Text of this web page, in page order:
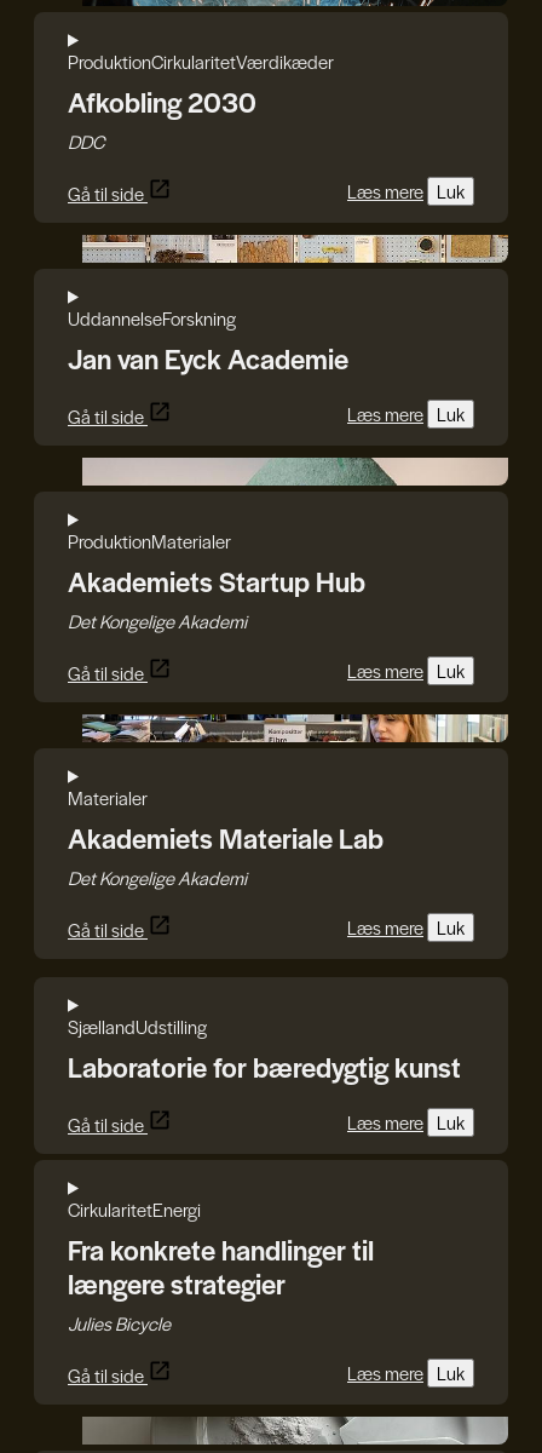
ProduktionCirkularitetVærdikæder
Afkobling 2030
DDC
Gå til side
Læs mere Luk
Jan van Eyck Academie
UddannelseForskning
Jan van Eyck Academie
Gå til side Læs mere Luk
ProduktionMaterialer
Akademiets Startup Hub
Det Kongelige Akademi
Gå til side
Læs mere Luk
Det Kongelige Akademi
Materialer
Akademiets Materiale Lab
Det Kongelige Akademi
Gå til side
Læs mere Luk
SjællandUdstilling
Laboratorie for bæredygtig kunst
Gå til side Læs mere Luk
CirkularitetEnergi
Fra konkrete handlinger til
længere strategier
Julies Bicycle
Gå til side
Læs mere Luk